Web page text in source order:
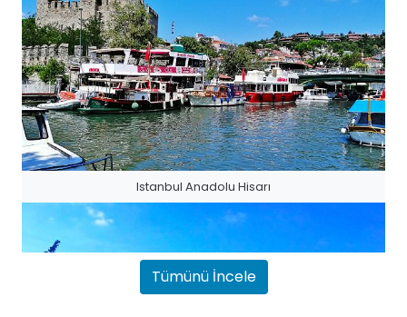
Istanbul Anadolu Hisarı
Tümünü İncele